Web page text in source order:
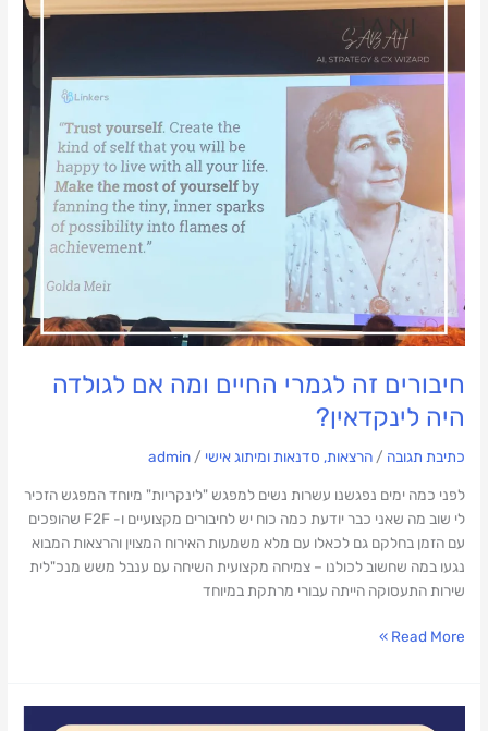
חיבורים זה לגמרי החיים ומה אם לגולדה
היה לינקדאין?
כתיבת תגובה /הרצאות, סדנאות ומיתוג אישי /
admin
לפני כמה ימים נפגשנו עשרות נשים למפגש "לינקריות" מיוחד המפגש הזכיר
לי שוב מה שאני כבר יודעת כמה כוח יש לחיבורים מקצועיים ו- F2F שהופכים
עם הזמן בחלקם גם לכאלו עם מלא משמעות האירוח המצוין והרצאות המבוא
נגעו במה שחשוב לכולנו – צמיחה מקצועית השיחה עם ענבל משש מנכ"לית
שירות התעסוקה הייתה עבורי מרתקת במיוחד
זה
ומה
אם
לגולדה
היה
לינקדאין?
Read More »